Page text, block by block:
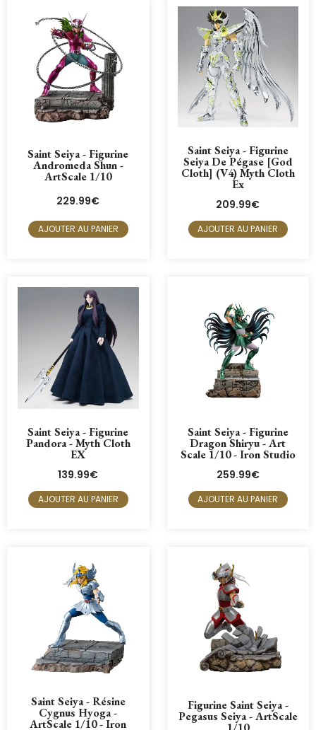
Saint Seiya - Figurine
Andromeda Shun -
ArtScale 1/10
229.99€
AJOUTER AU PANIER
Saint Seiya - Figurine
Seiya De Pégase [God
Cloth] (V4) Myth Cloth
Ex
209.99€
AJOUTER AU PANIER
Saint Seiya - Figurine
Pandora - Myth Cloth
EX
139.99€
AJOUTER AU PANIER
Saint Seiya - Figurine
Dragon Shiryu - Art
Scale 1/10 - Iron Studio
259.99€
AJOUTER AU PANIER
Saint Seiya - Résine
Cygnus Hyoga -
ArtScale 1/10 - Iron
Figurine Saint Seiya -
Pegasus Seiya - ArtScale